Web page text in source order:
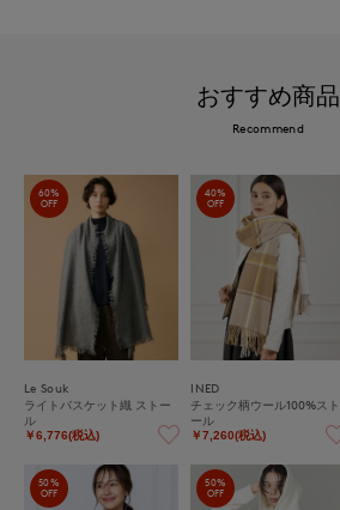
おすすめ商品
Recommend
60%
OFF
Le Souk
ライトバスケット織 ストー
ル
￥6,776(税込)
40%
OFF
INED
チェック柄ウール100%スト
ール
￥7,260(税込)
50%
OFF
50%
OFF